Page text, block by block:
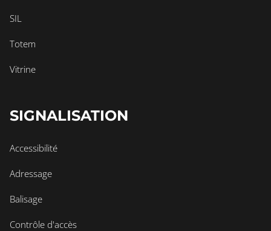
SIL
Totem
Vitrine
SIGNALISATION
Accessibilité
Adressage
Balisage
Contrôle d'accès